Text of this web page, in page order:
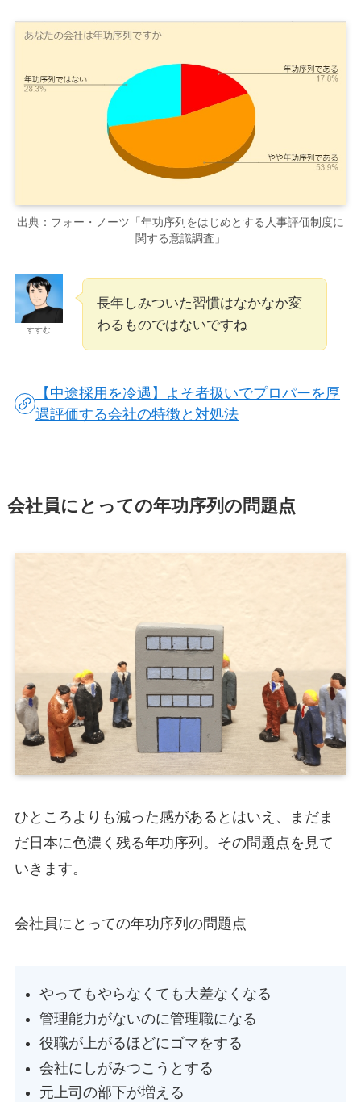
出典：フォー・ノーツ「年功序列をはじめとする人事評価制度に
関する意識調査」
すすむ
長年しみついた習慣はなかなか変
わるものではないですね
【中途採用を冷遇】よそ者扱いでプロパーを厚
遇評価する会社の特徴と対処法
会社員にとっての年功序列の問題点
ひところよりも減った感があるとはいえ、まだま
だ日本に色濃く残る年功序列。その問題点を見て
いきます。
会社員にとっての年功序列の問題点
やってもやらなくても大差なくなる
管理能力がないのに管理職になる
役職が上がるほどにゴマをする
会社にしがみつこうとする
元上司の部下が増える